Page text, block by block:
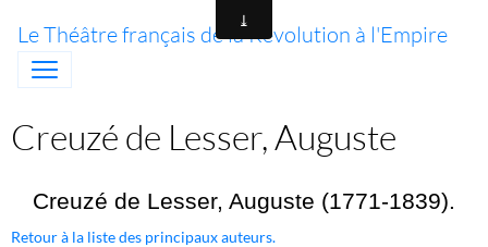
Le Théâtre français de la Révolution à l'Empire
Creuzé de Lesser, Auguste
Creuzé de Lesser, Auguste (1771-1839).
Retour à la liste des principaux auteurs.